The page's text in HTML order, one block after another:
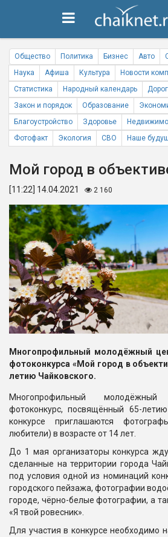
Общество Политика Бизнес Авто
Наука
Афиша Культура Новости
Статистика
Народный календарь
Закон и порядок
Образование
Благоустройство
Здоровье
Фотофакт
Экология СВО Наше
Мой город в
[11:22] 14.04.2021 2 160
Многопрофильный молодёжный
фотоконкурса «Мой город в
летию Чайковского.
Многопрофильный
фотоконкурс, посвящённый 65-
конкурсе приглашаются
любители) в возрасте от 14 лет.
До 1 мая организаторы конкурса
сделанные на территории города
под условия одной из номинаций
городского пейзажа, фотографии
городе, чёрно-белые фотографии, а
«Я твой ровесник».
Для участия в конкурсе необходимо